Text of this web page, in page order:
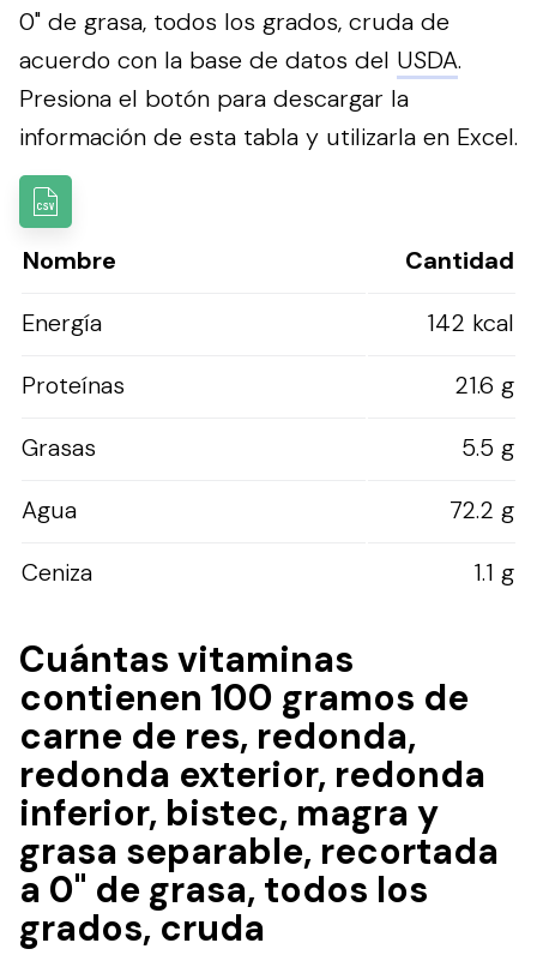
0" de grasa, todos los grados, cruda de
acuerdo con la base de datos del USDA.
Presiona el botón para descargar la
información de esta tabla y utilizarla en Excel.
Nombre
Cantidad
Energía
142 kcal
Proteínas
21.6 g
Grasas
5.5 g
Agua
72.2 g
Ceniza
1.1 g
Cuántas vitaminas
contienen 100 gramos de
carne de res, redonda,
redonda exterior, redonda
inferior, bistec, magra y
grasa separable, recortada
a 0" de grasa, todos los
grados, cruda